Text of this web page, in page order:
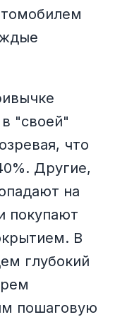
"своей"
что
Другие,
на
покупают
В
глубокий
пошаговую